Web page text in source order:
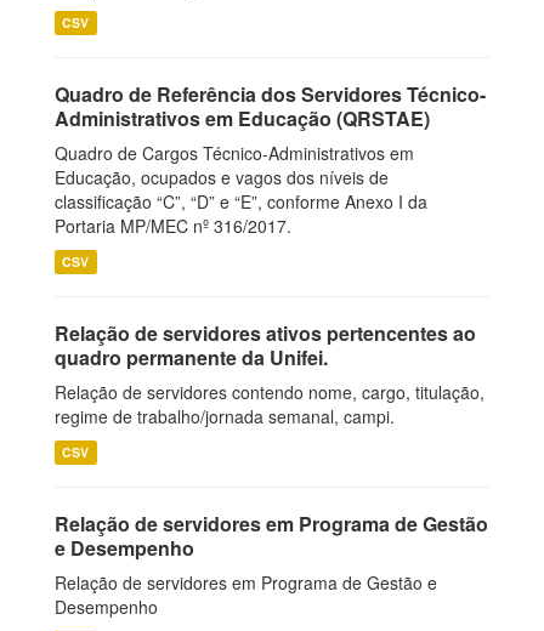
CSV
Quadro de Referência dos Servidores Técnico-
Administrativos em Educação (QRSTAE)
Quadro de Cargos Técnico-Administrativos em
Educação, ocupados e vagos dos níveis de
classificação “C”, “D” e “E”, conforme Anexo I da
Portaria MP/MEC nº 316/2017.
CSV
Relação de servidores ativos pertencentes ao
quadro permanente da Unifei.
Relação de servidores contendo nome, cargo, titulação,
regime de trabalho/jornada semanal, campi.
CSV
Relação de servidores em Programa de Gestão
e Desempenho
Relação de servidores em Programa de Gestão e
Desempenho